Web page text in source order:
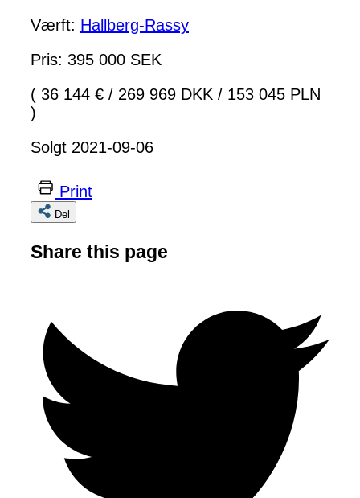
Værft: Hallberg-Rassy
Pris: 395 000 SEK
( 36 144 € / 269 969 DKK / 153 045 PLN
)
Solgt 2021-09-06
Print
Del
Share this page